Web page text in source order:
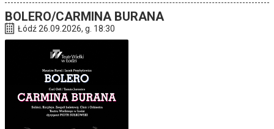
BOLERO/CARMINA BURANA
Łódź 26.09.2026, g. 18:30